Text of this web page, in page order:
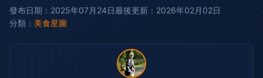
發布日期：2025年07月24日最後更新：2026年02月02日
分類： 美食星圖